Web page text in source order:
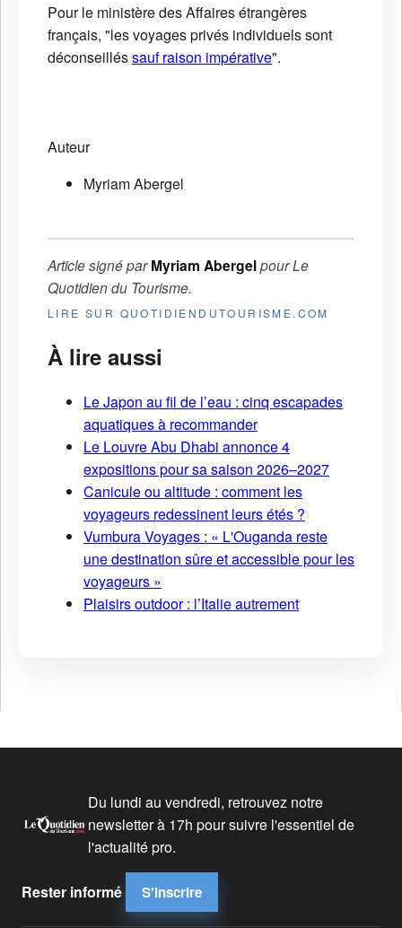
Pour le ministère des Affaires étrangères
français, "les voyages privés individuels sont
déconseilléssauf raison impérative".
Auteur
Myriam Abergel
Article signé parMyriam AbergelpourLe
Quotidien du Tourisme.
LIRE SUR QUOTIDIENDUTOURISME.COM
À lire aussi
Le Japon au fil de l’eau : cinq escapades
aquatiques à recommander
Le Louvre Abu Dhabi annonce 4
expositions pour sa saison 2026–2027
Canicule ou altitude : comment les
voyageurs redessinent leurs étés ?
Vumbura Voyages : « L'Ouganda reste
une destination sûre et accessible pour les
voyageurs »
Plaisirs outdoor : l’Italie autrement
Du lundi au vendredi, retrouvez notre
newsletter à 17h pour suivre l'essentiel de
l'actualité pro.
Rester informé S'inscrire